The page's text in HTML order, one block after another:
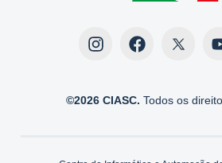
©2026 CIASC. Todos os